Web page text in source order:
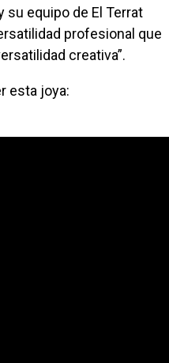
su equipo de El Terrat
profesional que
creativa”.
esta joya: